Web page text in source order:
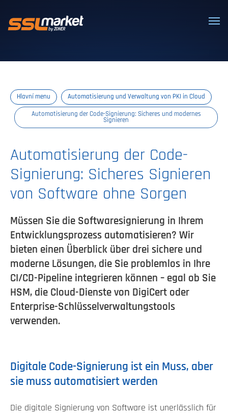
Vertrauenswürdige SSL/TLS-
Hlavní menu Automatisierung und Verwaltung von PKI in Cloud
Automatisierung der Code-Signierung: Sicheres und modernes
Signieren
Automatisierung der Code-
Signierung: Sicheres Signieren
von Software ohne Sorgen
Müssen Sie die Softwaresignierung in Ihrem
Entwicklungsprozess automatisieren? Wir
bieten einen Überblick über drei sichere und
moderne Lösungen, die Sie problemlos in Ihre
CI/CD-Pipeline integrieren können – egal ob Sie
HSM, die Cloud-Dienste von DigiCert oder
Enterprise-Schlüsselverwaltungstools
verwenden.
Digitale Code-Signierung ist ein Muss, aber
sie muss automatisiert werden
Die digitale Signierung von Software ist unerlässlich für